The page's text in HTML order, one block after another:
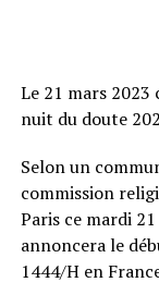
Le 21 mars 2023
nuit du doute
Selon un
commission
Paris ce mardi
annoncera le
1444/H en